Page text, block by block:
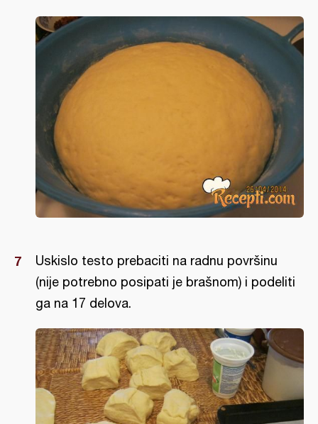
Uskislo testo prebaciti na radnu površinu
(nije potrebno posipati je brašnom) i podeliti
ga na 17 delova.